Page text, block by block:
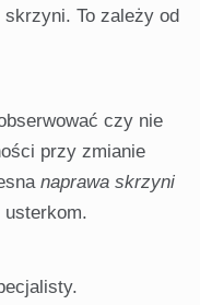
To zależy od
czy nie
przy zmianie
naprawa skrzyni